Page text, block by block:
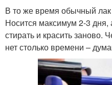
В то же время обычный
Носится максимум 2-3 дня,
стирать и красить заново.
нет столько времени –